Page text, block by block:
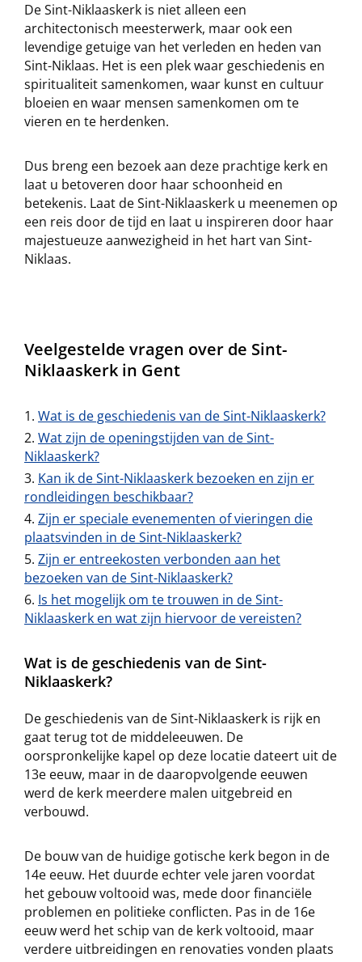
De Sint-Niklaaskerk is niet alleen een
architectonisch meesterwerk, maar ook een
levendige getuige van het verleden en heden van
Sint-Niklaas. Het is een plek waar geschiedenis en
spiritualiteit samenkomen, waar kunst en cultuur
bloeien en waar mensen samenkomen om te
vieren en te herdenken.
Dus breng een bezoek aan deze prachtige kerk en
laat u betoveren door haar schoonheid en
betekenis. Laat de Sint-Niklaaskerk u meenemen op
een reis door de tijd en laat u inspireren door haar
majestueuze aanwezigheid in het hart van Sint-
Niklaas.
Veelgestelde vragen over de Sint-
Niklaaskerk in Gent
Wat is de geschiedenis van de Sint-Niklaaskerk?
Wat zijn de openingstijden van de Sint-
Niklaaskerk?
Kan ik de Sint-Niklaaskerk bezoeken en zijn er
rondleidingen beschikbaar?
Zijn er speciale evenementen of vieringen die
plaatsvinden in de Sint-Niklaaskerk?
Zijn er entreekosten verbonden aan het
bezoeken van de Sint-Niklaaskerk?
Is het mogelijk om te trouwen in de Sint-
Niklaaskerk en wat zijn hiervoor de vereisten?
Wat is de geschiedenis van de Sint-
Niklaaskerk?
De geschiedenis van de Sint-Niklaaskerk is rijk en
gaat terug tot de middeleeuwen. De
oorspronkelijke kapel op deze locatie dateert uit de
13e eeuw, maar in de daaropvolgende eeuwen
werd de kerk meerdere malen uitgebreid en
verbouwd.
De bouw van de huidige gotische kerk begon in de
14e eeuw. Het duurde echter vele jaren voordat
het gebouw voltooid was, mede door financiële
problemen en politieke conflicten. Pas in de 16e
eeuw werd het schip van de kerk voltooid, maar
verdere uitbreidingen en renovaties vonden plaats